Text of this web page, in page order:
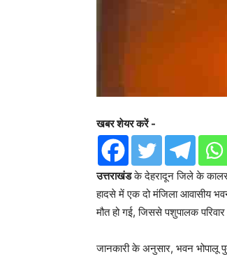
खबर शेयर करें -
उत्तराखंडके देहरादून जिले के
हादसे में एक दो मंजिला आवासीय
मौत हो गई, जिससे पशुपालक
जानकारी के अनुसार, भवन भोपालू